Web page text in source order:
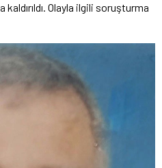
kaldırıldı. Olayla ilgili soruşturma